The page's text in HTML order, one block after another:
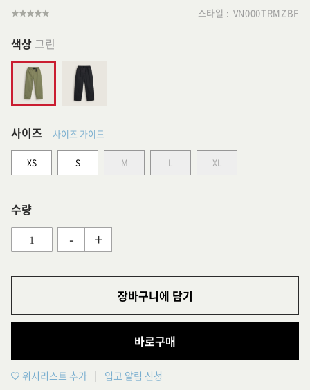
스타일 : VN000TRMZBF
색상 그린
사이즈 사이즈 가이드
XS S M L XL
수량
- +
장바구니에 담기
바로구매
위시리스트 추가 입고 알림 신청